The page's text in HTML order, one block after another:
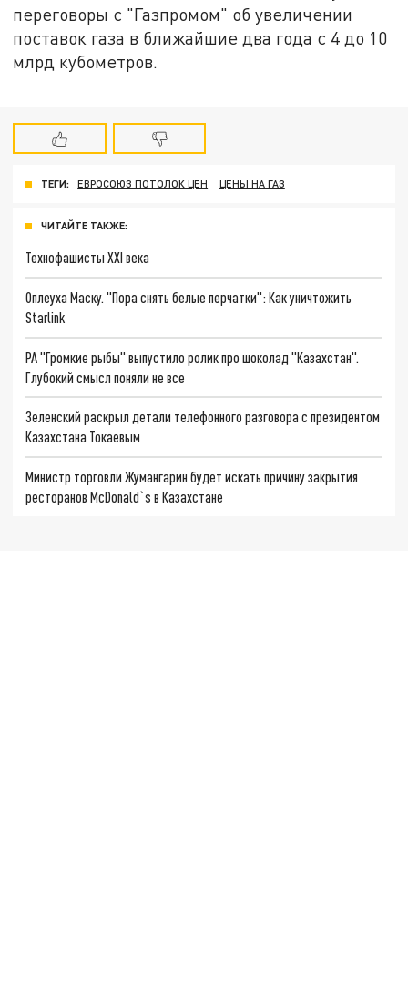
переговоры с "Газпромом" об увеличении
поставок газа в ближайшие два года с 4 до 10
млрд кубометров.
ТЕГИ: ЕВРОСОЮЗ ПОТОЛОК ЦЕН ЦЕНЫ НА ГАЗ
ЧИТАЙТЕ ТАКЖЕ:
Технофашисты XXI века
Оплеуха Маску. "Пора снять белые перчатки": Как уничтожить
Starlink
РА "Громкие рыбы" выпустило ролик про шоколад "Казахстан".
Глубокий смысл поняли не все
Зеленский раскрыл детали телефонного разговора с президентом
Казахстана Токаевым
Министр торговли Жумангарин будет искать причину закрытия
ресторанов McDonald`s в Казахстане